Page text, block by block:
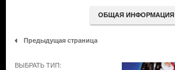
ОБЩАЯ ИНФОРМАЦИЯ
Предыдущая страница
ВЫБРАТЬ ТИП: